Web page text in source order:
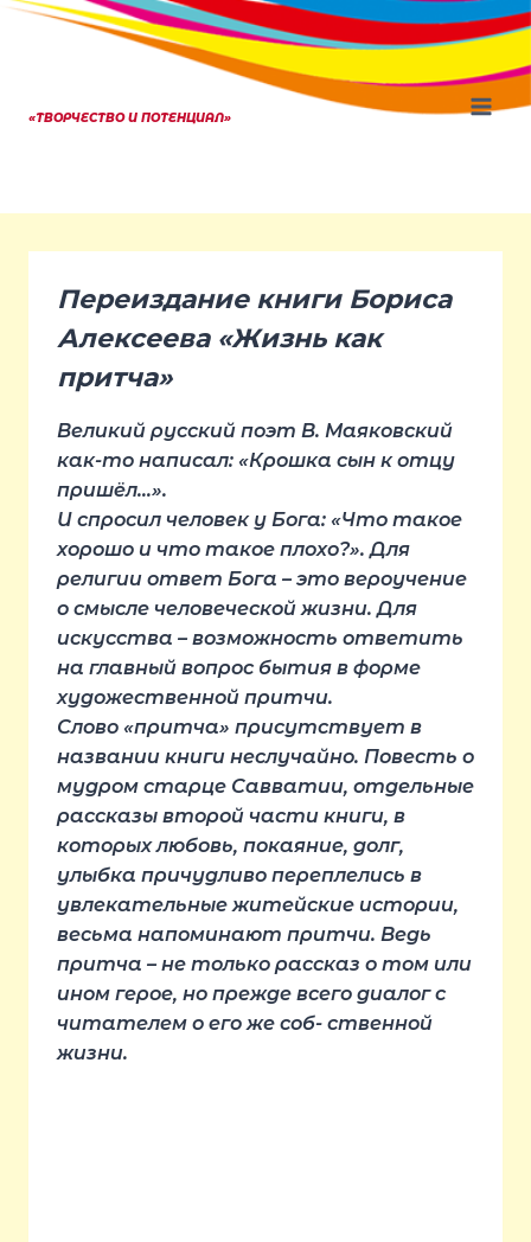
Перейти
«ТВОРЧЕСТВО И ПОТЕНЦИАЛ»
Переиздание книги Бориса
Алексеева «Жизнь как
притча»
Великий русский поэт В. Маяковский
как-то написал: «Крошка сын к отцу
пришёл…».
И спросил человек у Бога: «Что такое
хорошо и что такое плохо?». Для
религии ответ Бога – это вероучение
о смысле человеческой жизни. Для
искусства – возможность ответить
на главный вопрос бытия в форме
художественной притчи.
Слово «притча» присутствует в
названии книги неслучайно. Повесть о
мудром старце Савватии, отдельные
рассказы второй части книги, в
которых любовь, покаяние, долг,
улыбка причудливо переплелись в
увлекательные житейские истории,
весьма напоминают притчи. Ведь
притча – не только рассказ о том или
ином герое, но прежде всего диалог с
читателем о его же соб- ственной
жизни.